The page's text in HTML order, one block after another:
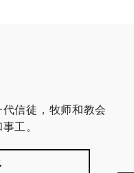
信徒，牧师和教会
工。